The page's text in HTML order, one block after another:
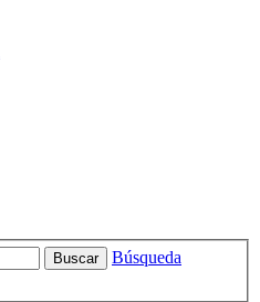
Buscar
Búsqueda